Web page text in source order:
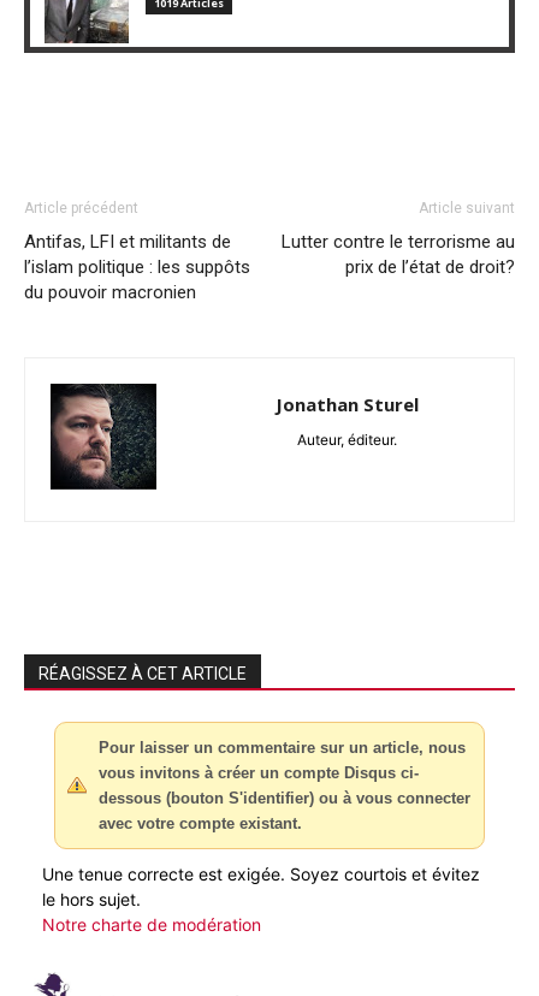
Article précédent
Antifas, LFI et militants de
l’islam politique : les suppôts
du pouvoir macronien
Article suivant
Lutter contre le terrorisme au
prix de l’état de droit?
Jonathan Sturel
Auteur, éditeur.
RÉAGISSEZ À CET ARTICLE
Pour laisser un commentaire sur un article, nous
vous invitons à créer un compte Disqus ci-
dessous (bouton S'identifier) ou à vous connecter
avec votre compte existant.
Une tenue correcte est exigée. Soyez courtois et évitez
le hors sujet.
Notre charte de modération